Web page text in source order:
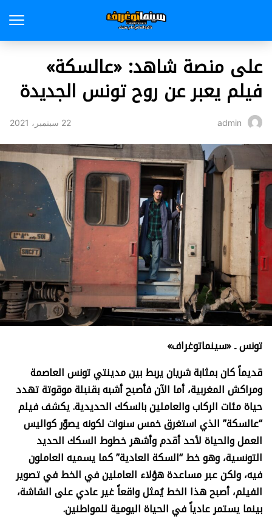
على منصة شاهد: «عالسكة»
فيلم يعبر عن روح تونس الجديدة
admin 22 سبتمبر، 2021
تونسـ «سينماتوغراف»
قديماً كان بمثابة شريان يربط بين مدينتي تونس العاصمة
ومراكش المغربية، أما الآن فأصبح أشبه بقنبلة موقوتة تهدد
حياة مئات الركاب والعاملين بالسكك الحديدية. يكشف فيلم
“عالسكة” الذي استغرق خمس سنوات لكونه يصوّر كواليس
العمل والحياة لأحد أقدم وأشهر خطوط السكك الحديد
التونسية، وهو خط “السكة العادية” كما يسميه العاملون
فيه، ولكن عبر مساعدة هؤلاء العاملين في الخط في تصوير
الفيلم، أصبح هذا الخط يُمثل واقعاً غير عادي على الشاشة،
بينما يستمر عادياً في الحياة اليومية للمواطنين.